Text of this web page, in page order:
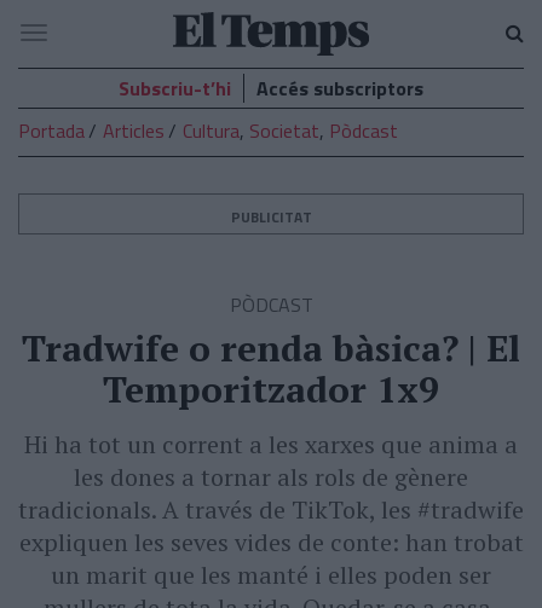
El
Temps
Navegació
Subscriu-t’hi
Accés subscriptors
Portada
Articles Cultura, Societat, Pòdcast
PUBLICITAT
PÒDCAST
Tradwife o renda bàsica? | El
Temporitzador 1x9
Hi ha tot un corrent a les xarxes que anima a
les dones a tornar als rols de gènere
tradicionals. A través de TikTok, les #tradwife
expliquen les seves vides de conte: han trobat
un marit que les manté i elles poden ser